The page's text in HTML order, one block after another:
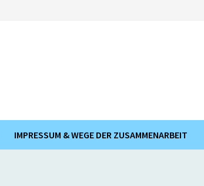
IMPRESSUM & WEGE DER ZUSAMMENARBEIT